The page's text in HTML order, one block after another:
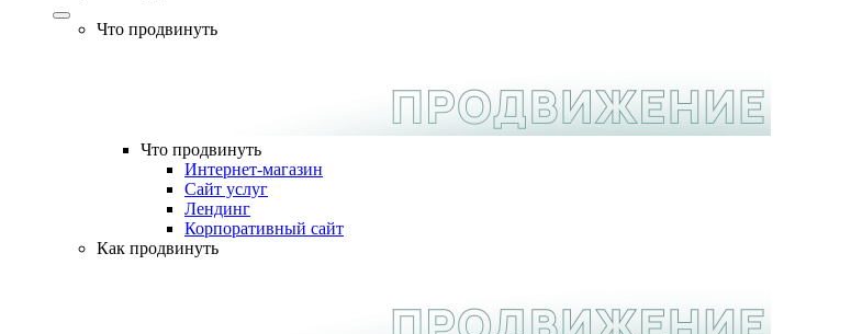
Что продвинуть
Что продвинуть
Интернет-магазин
Сайт услуг
Лендинг
Корпоративный сайт
Как продвинуть